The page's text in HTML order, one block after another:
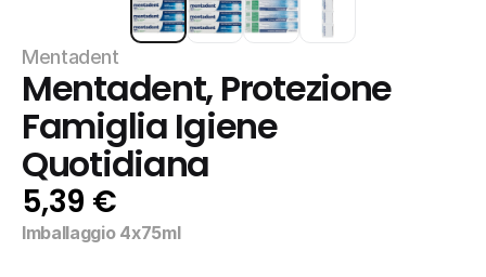
Mentadent
Mentadent, Protezione
Famiglia Igiene
Quotidiana
5,39 €
Imballaggio 4x75ml